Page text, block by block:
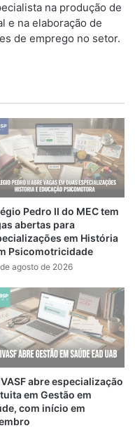
na produção de
e na elaboração de
de emprego no setor.
Pedro II do MEC tem
abertas para
em História
Psicomotricidade
agosto de 2026
abre especialização
em Gestão em
com início em